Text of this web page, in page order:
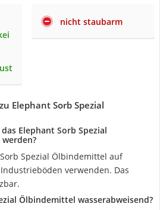
nicht staubarm
Elephant Sorb Spezial
Elephant Sorb Spezial
Spezial Ölbindemittel auf
verwenden. Das
Ölbindemittel wasserabweisend?